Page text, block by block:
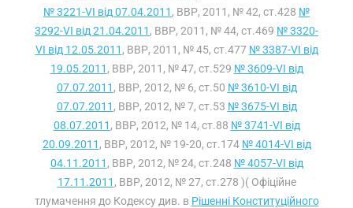
№ 3221-VI від 07.04.2011 , ВВР, 2011, № 42, ст.428 №
3292-VI від 21.04.2011 , ВВР, 2011, № 44, ст.469 № 3320-
VI від 12.05.2011 , ВВР, 2011, № 45, ст.477 № 3387-VI від
19.05.2011 , ВВР, 2011, № 47, ст.529 № 3609-VI від
07.07.2011 , ВВР, 2012, № 6, ст.50 № 3610-VI від
07.07.2011 , ВВР, 2012, № 7, ст.53 № 3675-VI від
08.07.2011 , ВВР, 2012, № 14, ст.88 № 3741-VI від
20.09.2011 , ВВР, 2012, № 19-20, ст.174 № 4014-VI від
04.11.2011 , ВВР, 2012, № 24, ст.248 № 4057-VI від
17.11.2011 , ВВР, 2012, № 27, ст.278 )( Офіційне
тлумачення до Кодексу див. в Рішенні Конституційного